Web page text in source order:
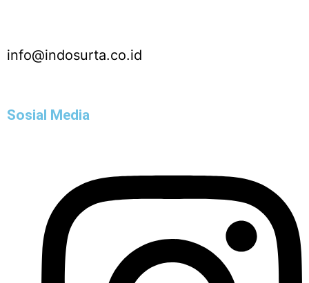
info@indosurta.co.id
Sosial Media